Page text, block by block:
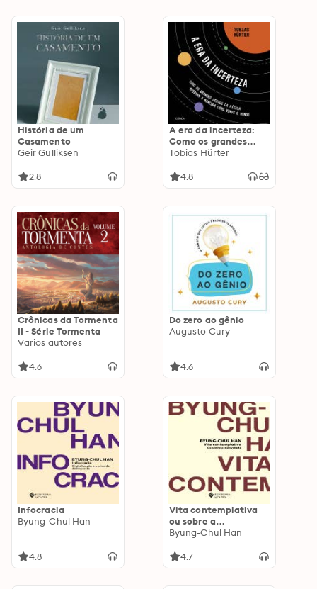
História de um
Casamento
Geir Gulliksen
2.8
A era da incerteza:
Como os grandes
gênios da física
como vemos o mundo
Tobias Hürter
4.8
Crônicas da Tormenta
II - Série Tormenta
Varios autores
4.6
Do zero ao gênio
Augusto Cury
4.6
Infocracia
Byung-Chul Han
4.8
Vita contemplativa
ou sobre a
inatividade
Byung-Chul Han
4.7